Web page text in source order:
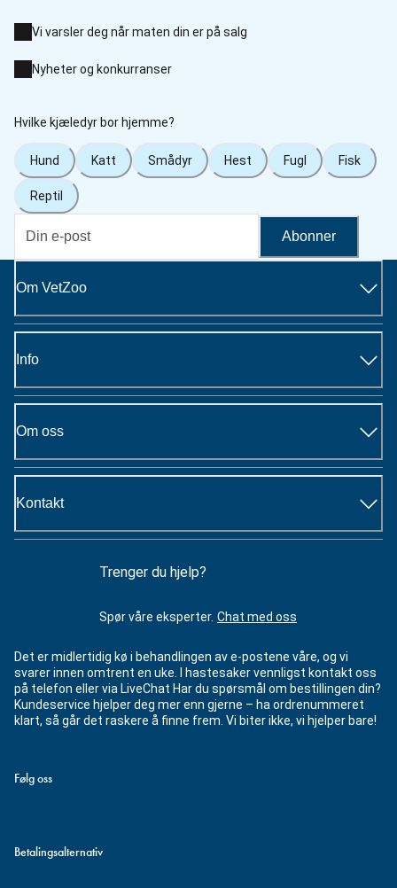
Vi varsler deg når maten din er på salg
Nyheter og konkurranser
Hvilke kjæledyr bor hjemme?
Hund Katt Smådyr Hest Fugl Fisk
Reptil
Abonner
Om VetZoo
Info
Om oss
Kontakt
Trenger du hjelp?
Spør våre eksperter. Chat med oss
Det er midlertidig kø i behandlingen av e-postene våre, og vi
svarer innen omtrent en uke. I hastesaker vennligst kontakt oss
på telefon eller via LiveChat Har du spørsmål om bestillingen din?
Kundeservice hjelper deg mer enn gjerne – ha ordrenummeret
klart, så går det raskere å finne frem. Vi biter ikke, vi hjelper bare!
Følg oss
Betalingsalternativ